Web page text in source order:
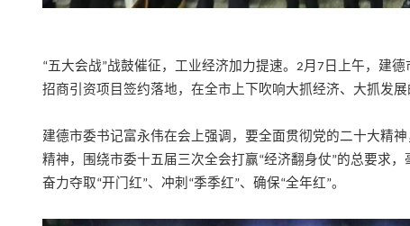
“五大会战”战鼓催征，工业经济加力提速。 2 月 7 日上午，建
招商引资项目签约落地，在全市上下吹响大抓经济、大抓发展
建德市委书记富永伟在会上强调，要全面贯彻党的二十大精
精神，围绕市委十五届三次全会打赢 “经济翻身仗”的总要求，
奋力夺取“开门红”、冲刺 “季季红”、确保“全年红”。